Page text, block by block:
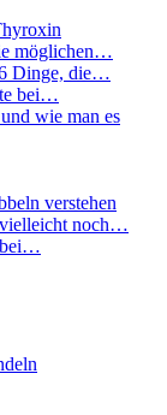
möglichen…
6 Dinge, die…
bei…
wie man es
verstehen
vielleicht noch…
bei…